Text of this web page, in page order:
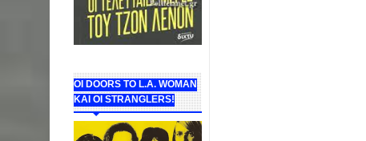
ΟΙ DOORS ΤΟ L.A. WOMAN
KAI OI STRANGLERS!